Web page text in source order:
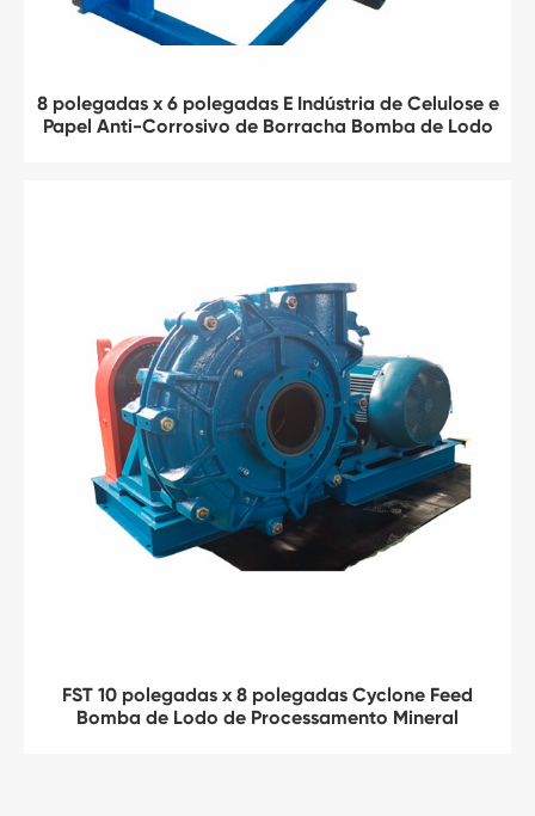
8 polegadas x 6 polegadas E Indústria de Celulose e
Papel Anti-Corrosivo de Borracha Bomba de Lodo
FST 10 polegadas x 8 polegadas Cyclone Feed
Bomba de Lodo de Processamento Mineral